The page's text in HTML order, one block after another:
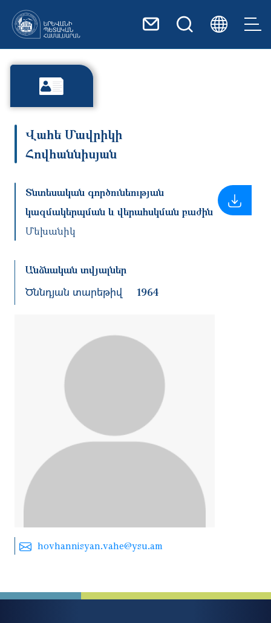
hovhannisyan.vahe@ysu.am
Վահե Մավրիկի
Հովհաննիսյան
Տնտեսական գործունեության
կազմակերպման և վերահսկման բաժին
Մեխանիկ
Անձնական տվյալներ
Ծննդյան տարեթիվ 1964